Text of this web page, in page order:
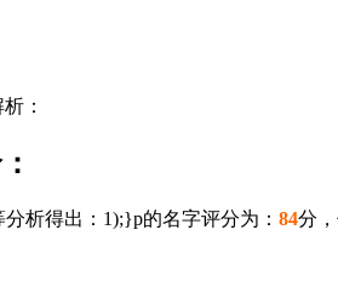
：
析得出：1);}p的名字评分为： 84分